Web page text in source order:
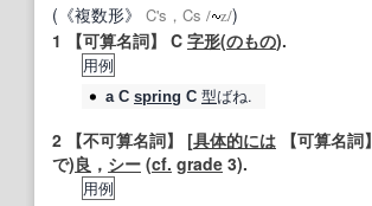
(《複数形》 C's，Cs / z/)
1
【可算名詞】 C 字形(のもの).
用例
a C spring C 型ばね.
2 【不可算名詞】 [具体的には 【可算名詞】
で)良 ， シー (cf. grade 3).
用例